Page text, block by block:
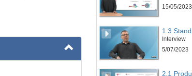
15/05/2023
Interview
5/07/2023